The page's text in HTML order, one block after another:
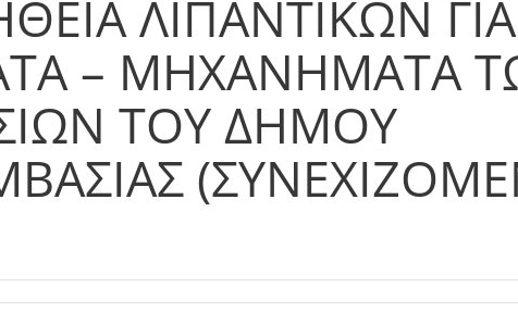
ΛΙΠΑΝΤΙΚΩΝ
– ΜΗΧΑΝΗΜΑΤΑ
ΤΟΥ ΔΗΜΟΥ